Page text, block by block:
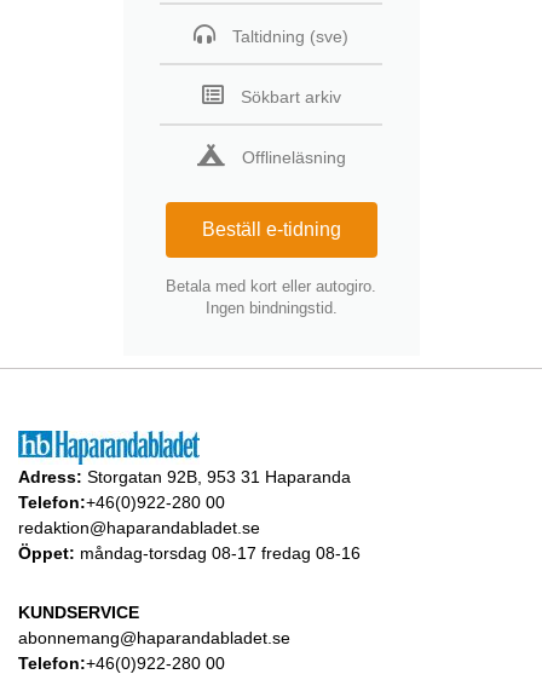
Taltidning (sve)
Sökbart arkiv
Offlineläsning
Beställ e-tidning
Betala med kort eller autogiro.
Ingen bindningstid.
Adress: Storgatan 92B, 953 31 Haparanda
Telefon:+46(0)922-280 00
redaktion@haparandabladet.se
Öppet: måndag-torsdag 08-17 fredag 08-16
KUNDSERVICE
abonnemang@haparandabladet.se
Telefon:+46(0)922-280 00